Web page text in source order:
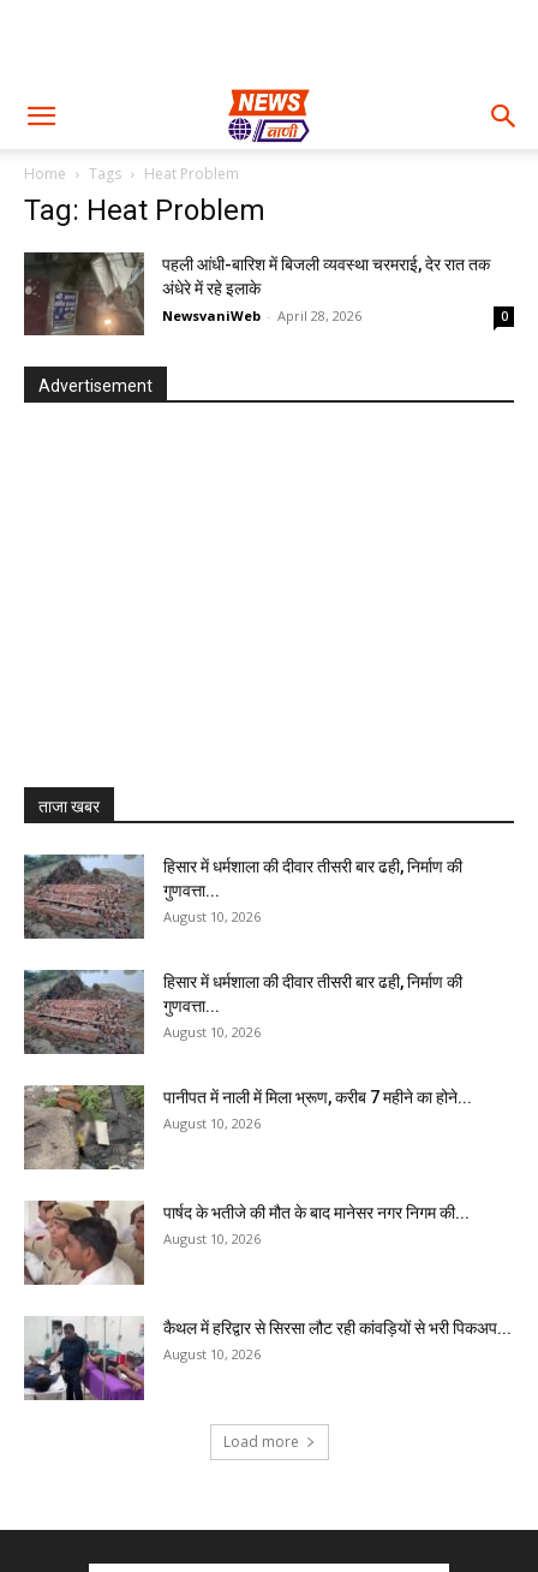
Home Tags Heat Problem
Tag: Heat Problem
पहली आंधी-बारिश में बिजली व्यवस्था चरमराई, देर रात तक
अंधेरे में रहे इलाके
NewsvaniWeb - April 28, 2026 0
Advertisement
ताजा खबर
हिसार में धर्मशाला की दीवार तीसरी बार ढही, निर्माण की
गुणवत्ता...
August 10, 2026
हिसार में धर्मशाला की दीवार तीसरी बार ढही, निर्माण की
गुणवत्ता...
August 10, 2026
पानीपत में नाली में मिला भ्रूण, करीब 7 महीने का होने...
August 10, 2026
पार्षद के भतीजे की मौत के बाद मानेसर नगर निगम की...
August 10, 2026
कैथल में हरिद्वार से सिरसा लौट रही कांवड़ियों से भरी पिकअप...
August 10, 2026
Load more